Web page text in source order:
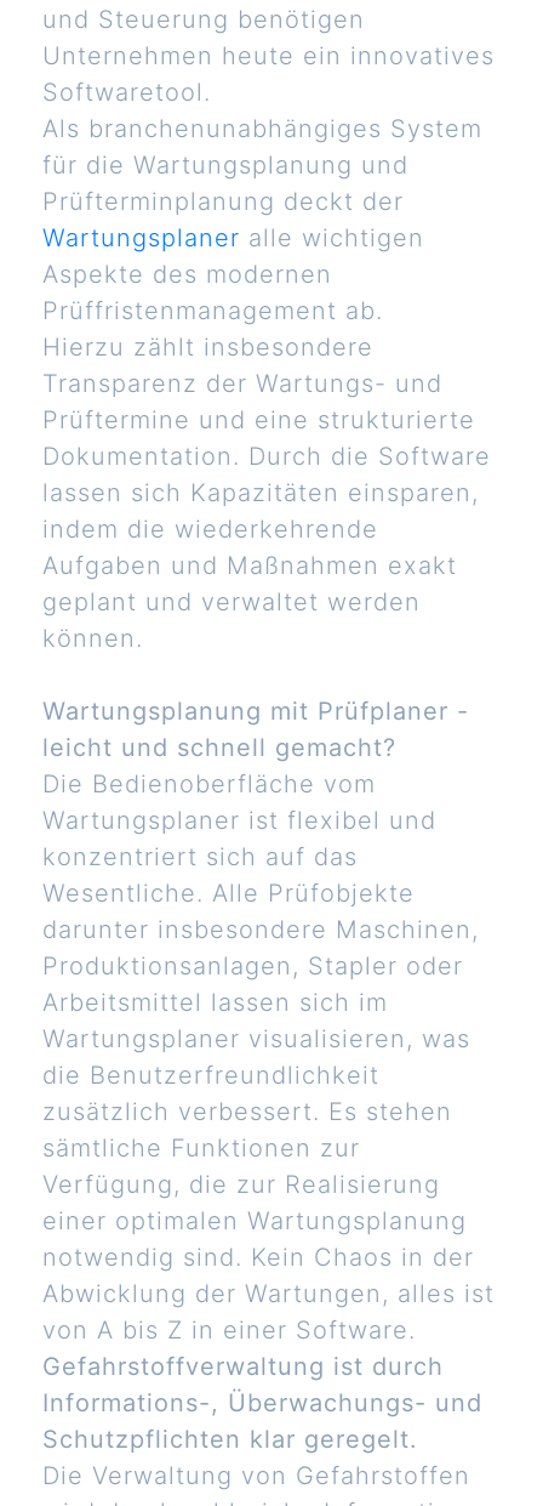
und Steuerung benötigen
Unternehmen heute ein innovatives
Softwaretool.
Als branchenunabhängiges System
für die Wartungsplanung und
Prüfterminplanung deckt der
Wartungsplaner alle wichtigen
Aspekte des modernen
Prüffristenmanagement ab.
Hierzu zählt insbesondere
Transparenz der Wartungs- und
Prüftermine und eine strukturierte
Dokumentation. Durch die Software
lassen sich Kapazitäten einsparen,
indem die wiederkehrende
Aufgaben und Maßnahmen exakt
geplant und verwaltet werden
können.
Wartungsplanung mit Prüfplaner -
leicht und schnell gemacht?
Die Bedienoberfläche vom
Wartungsplaner ist flexibel und
konzentriert sich auf das
Wesentliche. Alle Prüfobjekte
darunter insbesondere Maschinen,
Produktionsanlagen, Stapler oder
Arbeitsmittel lassen sich im
Wartungsplaner visualisieren, was
die Benutzerfreundlichkeit
zusätzlich verbessert. Es stehen
sämtliche Funktionen zur
Verfügung, die zur Realisierung
einer optimalen Wartungsplanung
notwendig sind. Kein Chaos in der
Abwicklung der Wartungen, alles ist
von A bis Z in einer Software.
Gefahrstoffverwaltung ist durch
Informations-, Überwachungs- und
Schutzpflichten klar geregelt.
Die Verwaltung von Gefahrstoffen